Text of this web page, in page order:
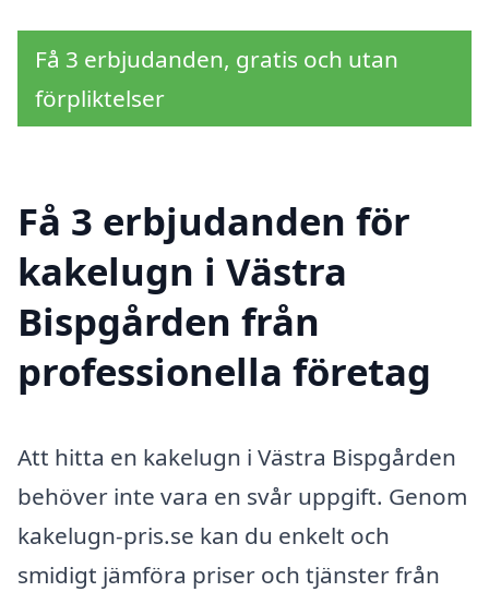
Få 3 erbjudanden, gratis och utan
förpliktelser
Få 3 erbjudanden för
kakelugn i Västra
Bispgården från
professionella företag
Att hitta en kakelugn i Västra Bispgården
behöver inte vara en svår uppgift. Genom
kakelugn-pris.se kan du enkelt och
smidigt jämföra priser och tjänster från